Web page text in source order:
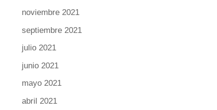
noviembre 2021
septiembre 2021
julio 2021
junio 2021
mayo 2021
abril 2021